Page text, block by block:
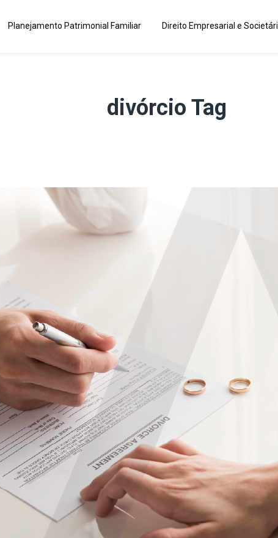
Planejamento Patrimonial Familiar Direito Empresarial e
divórcio Tag